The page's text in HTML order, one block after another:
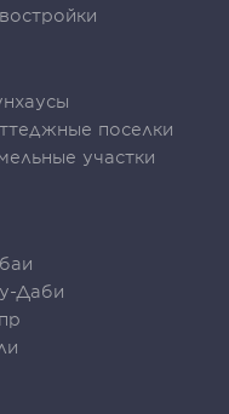
поселки
участки
Даби